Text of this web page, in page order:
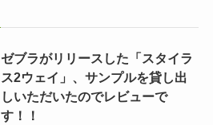
ゼブラがリリースした「スタイラ
ス2ウェイ」、サンプルを貸し出
しいただいたのでレビューで
す！！